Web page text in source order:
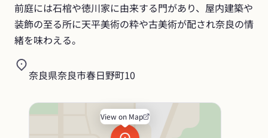
前庭には石棺や徳川家に由来する門があり、屋内建築や
装飾の至る所に天平美術の粋や古美術が配され奈良の情
緒を味わえる。
奈良県奈良市春日野町10
View on Map